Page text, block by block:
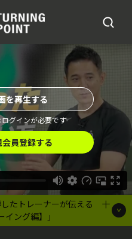
したトレーナーが伝える 十
イング編】｣
グインが必要です
を再生する
員登録する